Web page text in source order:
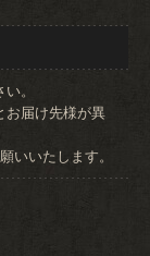
。
お届け先様が異
いいたします。